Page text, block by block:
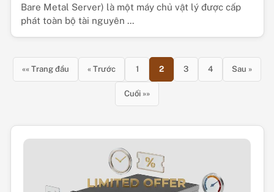
Bare Metal Server) là một máy chủ vật lý được cấp
phát toàn bộ tài nguyên ...
«« Trang đầu « Trước 1 2 3 4 Sau »
Cuối »»